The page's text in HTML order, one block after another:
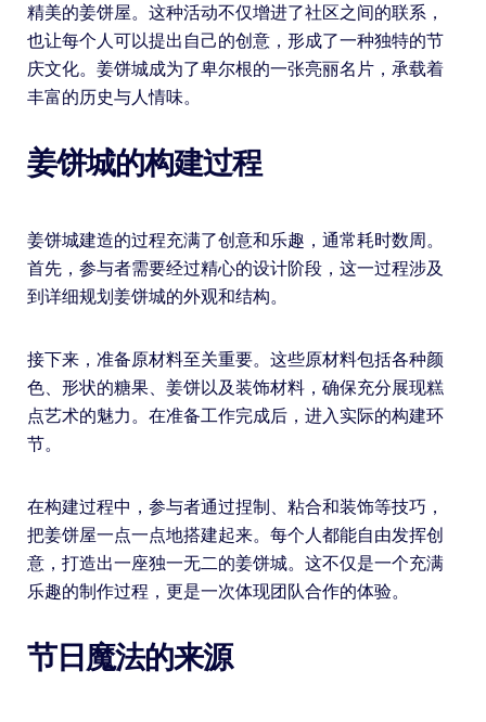
精美的姜饼屋。这种活动不仅增进了社区之间的联系，
也让每个人可以提出自己的创意，形成了一种独特的节
庆文化。姜饼城成为了卑尔根的一张亮丽名片，承载着
丰富的历史与人情味。
姜饼城的构建过程
姜饼城建造的过程充满了创意和乐趣，通常耗时数周。
首先，参与者需要经过精心的设计阶段，这一过程涉及
到详细规划姜饼城的外观和结构。
接下来，准备原材料至关重要。这些原材料包括各种颜
色、形状的糖果、姜饼以及装饰材料，确保充分展现糕
点艺术的魅力。在准备工作完成后，进入实际的构建环
节。
在构建过程中，参与者通过捏制、粘合和装饰等技巧，
把姜饼屋一点一点地搭建起来。每个人都能自由发挥创
意，打造出一座独一无二的姜饼城。这不仅是一个充满
乐趣的制作过程，更是一次体现团队合作的体验。
节日魔法的来源